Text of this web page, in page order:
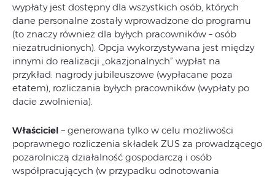
wypłaty jest dostępny dla wszystkich osób, których
dane personalne zostały wprowadzone do programu
(to znaczy również dla byłych pracowników – osób
niezatrudnionych). Opcja wykorzystywana jest między
innymi do realizacji „okazjonalnych” wypłat na
przykład: nagrody jubileuszowe (wypłacane poza
etatem), rozliczania byłych pracowników (wypłaty po
dacie zwolnienia).
Właściciel – generowana tylko w celu możliwości
poprawnego rozliczenia składek ZUS za prowadzącego
pozarolniczą działalność gospodarczą i osób
współpracujących (w przypadku odnotowania